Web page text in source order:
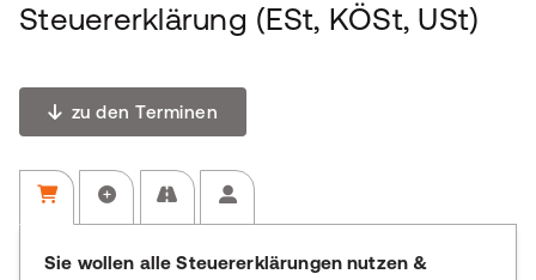
Steuererklärung (ESt, KÖSt, USt)
zu den Terminen
Sie wollen alle Steuererklärungen nutzen &